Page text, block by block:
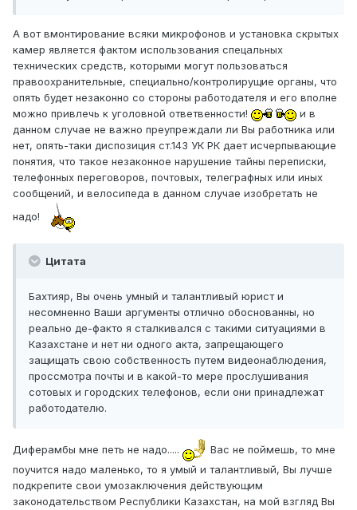
А вот вмонтирование всяки микрофонов и установка скрытых
камер является фактом использования спецальных
технических средств, которыми могут пользоваться
правоохранительные, специально/контролирущие органы, что
опять будет незаконно со стороны работодателя и его вполне
можно привлечь к уголовной ответвенности!
и в
данном случае не важно преупреждали ли Вы работника или
нет, опять-таки диспозиция ст.143 УК РК дает исчерпывающие
понятия, что такое незаконное нарушение тайны переписки,
телефонных переговоров, почтовых, телеграфных или иных
сообщений, и велосипеда в данном случае изобретать не
надо!
Цитата
Бахтияр, Вы очень умный и талантливый юрист и
несомненно Ваши аргументы отлично обоснованны, но
реально де-факто я сталкивался с такими ситуациями в
Казахстане и нет ни одного акта, запрещающего
защищать свою собственность путем видеонаблюдения,
проссмотра почты и в какой-то мере прослушивания
сотовых и городских телефонов, если они принадлежат
работодателю.
Диферамбы мне петь не надо.....
Вас не поймешь, то мне
поучится надо маленько, то я умый и талантливый, Вы лучше
подкрепите свои умозаключения действующим
законодательством Республики Казахстан, на мой взгляд Вы